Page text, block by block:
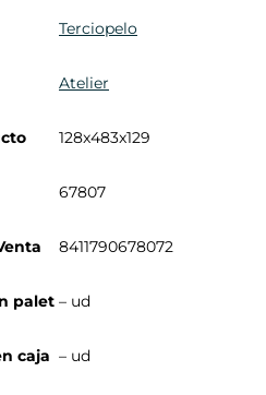
Terciopelo
Atelier
128x483x129
67807
8411790678072
palet – ud
caja – ud